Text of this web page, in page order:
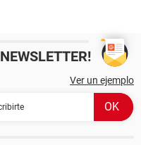
Ver un ejemplo